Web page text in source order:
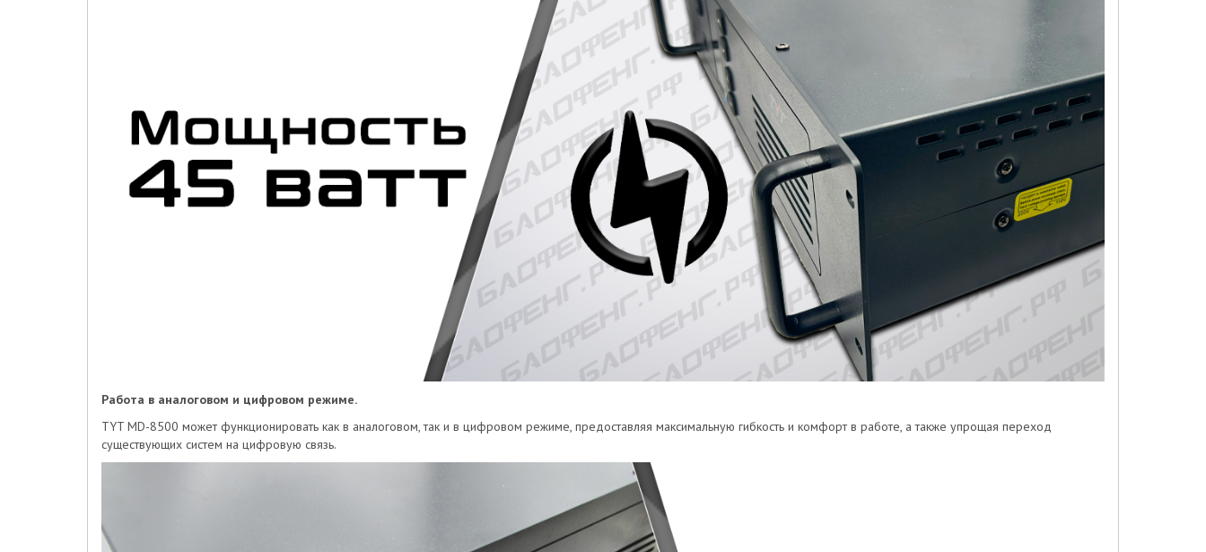
Работа в аналоговом и цифровом режиме.
TYT MD-8500 может функционировать как в аналоговом, так и в цифровом режиме, предоставляя максимальную гибкость и комфорт в работе, а также упрощая переход
существующих систем на цифровую связь.